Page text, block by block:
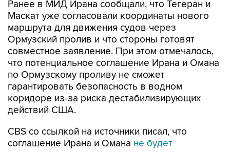
маршрута для движения судов через
Ормузский пролив и что стороны готовят
совместное заявление. При этом отмечалось,
что потенциальное соглашение Ирана и Омана
по Ормузскому проливу не сможет
гарантировать безопасность в водном
коридоре из-за риска дестабилизирующих
действий США.
CBS со ссылкой на источники писал, что
предусматривать платуза проход через
пролив.